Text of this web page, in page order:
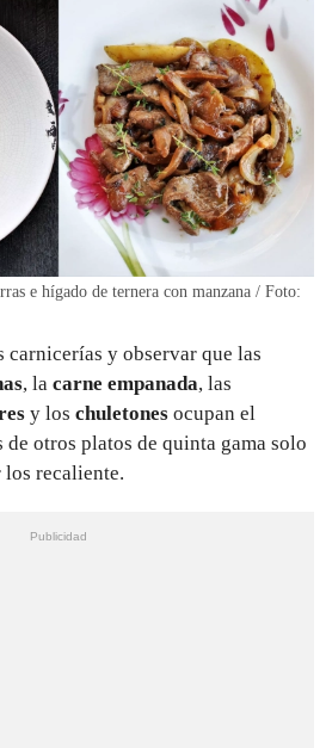
e hígado de ternera con manzana / Foto:
carnicerías y observar que las
, la carne empanada, las
y los chuletones ocupan el
de otros platos de quinta gama solo
recaliente.